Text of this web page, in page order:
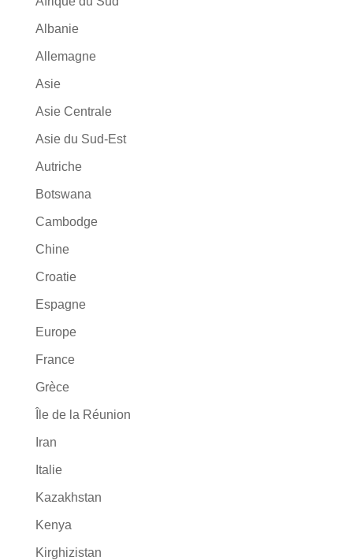
Albanie
Allemagne
Asie
Asie Centrale
Asie du Sud-Est
Autriche
Botswana
Cambodge
Chine
Croatie
Espagne
Europe
France
Grèce
Île de la Réunion
Iran
Italie
Kazakhstan
Kenya
Kirghizistan